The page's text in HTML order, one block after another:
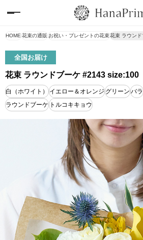
HOME 花束の通販 お祝い・プレゼントの花束花束 ラウン
全国お届け
花束 ラウンドブーケ #2143 size:100
白（ホワイト）イエロー＆オレンジグリーンバラ
ラウンドブーケトルコキキョウ